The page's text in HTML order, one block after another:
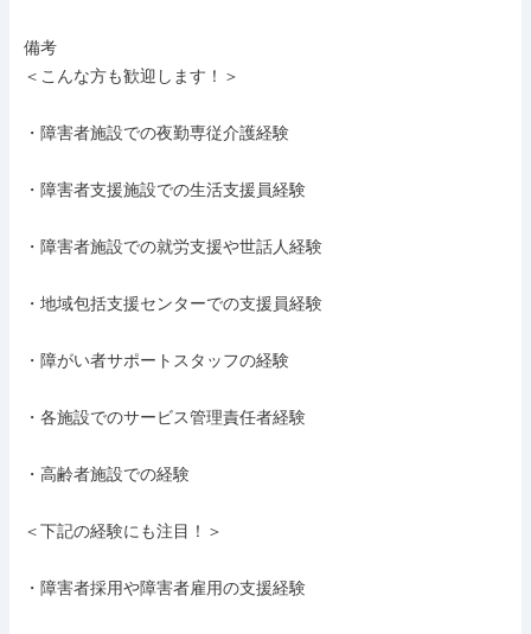
備考
＜こんな方も歓迎します！＞
・障害者施設での夜勤専従介護経験
・障害者支援施設での生活支援員経験
・障害者施設での就労支援や世話人経験
・地域包括支援センターでの支援員経験
・障がい者サポートスタッフの経験
・各施設でのサービス管理責任者経験
・高齢者施設での経験
＜下記の経験にも注目！＞
・障害者採用や障害者雇用の支援経験